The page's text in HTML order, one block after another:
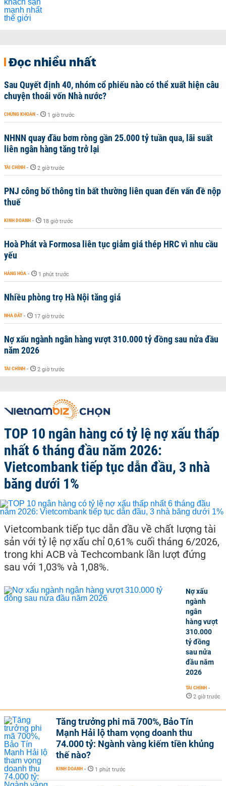
Đọc nhiều nhất
Sau Quyết định 40, nhóm cổ phiếu nào có thể xuất hiện câu
chuyện thoái vốn Nhà nước?
CHỨNG KHOÁN - 1 giờ trước
NHNN quay đầu bơm ròng gần 25.000 tỷ tuần qua, lãi suất
liên ngân hàng tăng trở lại
TÀI CHÍNH - 2 giờ trước
PNJ công bố thông tin bất thường liên quan đến vấn đề nộp
thuế
KINH DOANH - 18 giờ trước
Hoà Phát và Formosa liên tục giảm giá thép HRC vì nhu cầu
yếu
HÀNG HÓA - 1 phút trước
Nhiều phòng trọ Hà Nội tăng giá
NHÀ ĐẤT - 17 giờ trước
Nợ xấu ngành ngân hàng vượt 310.000 tỷ đồng sau nửa đầu
năm 2026
TÀI CHÍNH - 2 giờ trước
TOP 10 ngân hàng có tỷ lệ nợ xấu thấp
nhất 6 tháng đầu năm 2026:
Vietcombank tiếp tục dẫn đầu, 3 nhà
băng dưới 1%
Vietcombank tiếp tục dẫn đầu về chất lượng tài
sản với tỷ lệ nợ xấu chỉ 0,61% cuối tháng 6/2026,
trong khi ACB và Techcombank lần lượt đứng
sau với 1,03% và 1,08%.
Nợ xấu
ngành
ngân
hàng vượt
310.000
tỷ đồng
sau nửa
đầu năm
2026
TÀI CHÍNH -
2 giờ trước
Tăng trưởng phi mã 700%, Bảo Tín
Mạnh Hải lộ tham vọng doanh thu
74.000 tỷ: Ngành vàng kiếm tiền khủng
thế nào?
KINH DOANH - 1 phút trước